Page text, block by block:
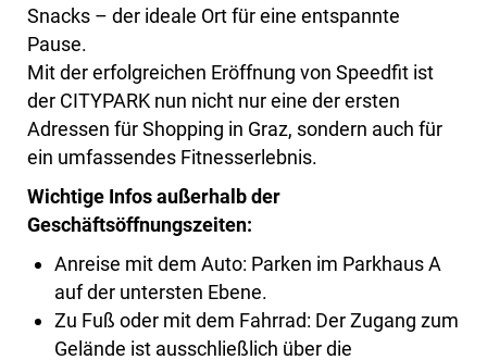
Snacks – der ideale Ort für eine entspannte
Pause.
Mit der erfolgreichen Eröffnung von Speedfit ist
der CITYPARK nun nicht nur eine der ersten
Adressen für Shopping in Graz, sondern auch für
ein umfassendes Fitnesserlebnis.
Wichtige Infos außerhalb der
Geschäftsöffnungszeiten:
Anreise mit dem Auto: Parken im Parkhaus A
auf der untersten Ebene.
Zu Fuß oder mit dem Fahrrad: Der Zugang zum
Gelände ist ausschließlich über die